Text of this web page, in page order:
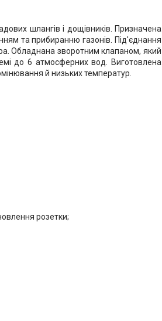
шлангів і дощівників. Призначена
та прибиранню газонів. Під'єднання
Обладнана зворотним клапаном, який
до 6 атмосферних вод. Виготовлена
й низьких температур.
розетки;